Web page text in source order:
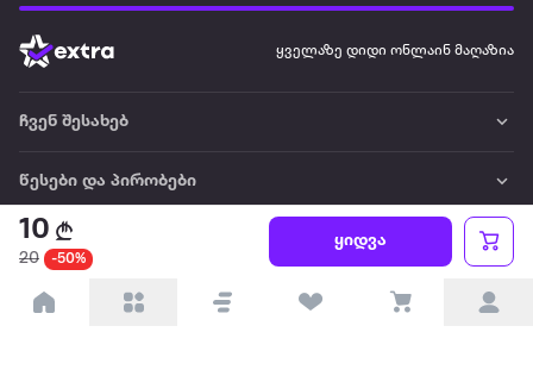
10
20 -50%
ყიდვა
ყველაზე დიდი ონლაინ მაღაზია
ჩვენ შესახებ
წესები და პირობები
პარტნიორებისთვის
ტრენდული